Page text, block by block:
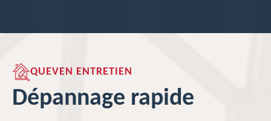
QUEVEN ENTRETIEN
Dépannage rapide